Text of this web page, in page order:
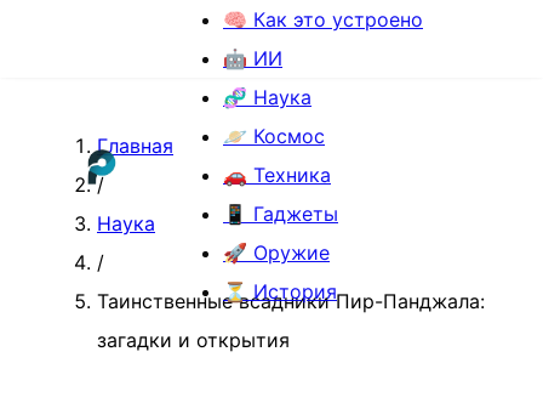
🧠 Как это устроено
🤖 ИИ
🧬 Наука
🪐 Космос
🚗 Техника
📱 Гаджеты
🚀 Оружие
⏳ История
Главная
/
Наука
/
Таинственные всадники Пир-Панджала:
загадки и открытия